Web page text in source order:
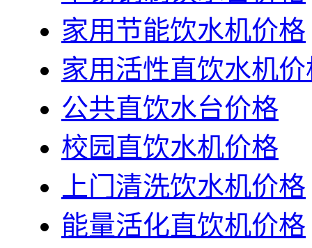
家用节能饮水机价格
家用活性直饮水机价
公共直饮水台价格
校园直饮水机价格
上门清洗饮水机价格
能量活化直饮机价格